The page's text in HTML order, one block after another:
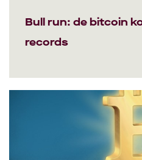
Bull run: de bitcoin
records